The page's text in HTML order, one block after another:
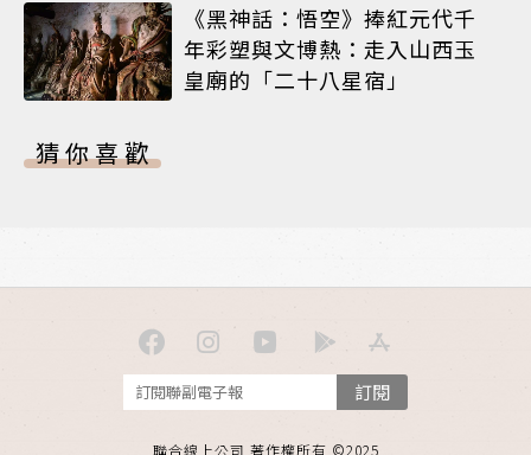
《黑神話：悟空》捧紅元代千
年彩塑與文博熱：走入山西玉
皇廟的「二十八星宿」
猜你喜歡
訂閱
聯合線上公司 著作權所有 ©2025